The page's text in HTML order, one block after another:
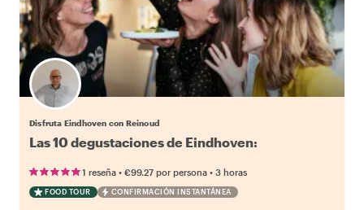
Disfruta Eindhoven con Reinoud
1 reseña • €99.27 por persona • 3 horas
FOOD TOUR CONFIRMACIÓN INSTANTÁNEA